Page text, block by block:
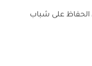
الحفاظ على شباب